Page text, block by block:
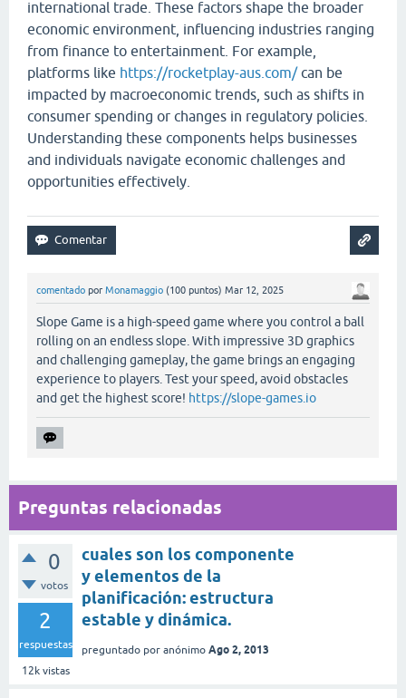
international trade. These factors shape the broader
economic environment, influencing industries ranging
from finance to entertainment. For example,
platforms like https://rocketplay-aus.com/can be
impacted by macroeconomic trends, such as shifts in
consumer spending or changes in regulatory policies.
Understanding these components helps businesses
and individuals navigate economic challenges and
opportunities effectively.
comentado por Monamaggio (100 puntos) Mar 12, 2025
Slope Game is a high-speed game where you control a ball
rolling on an endless slope. With impressive 3D graphics
and challenging gameplay, the game brings an engaging
experience to players. Test your speed, avoid obstacles
and get the highest score! https://slope-games.io
Preguntas relacionadas
0
votos
2
respuestas
12kvistas
cuales son los componente
y elementos de la
planificación: estructura
estable y dinámica.
preguntado por anónimo Ago 2, 2013